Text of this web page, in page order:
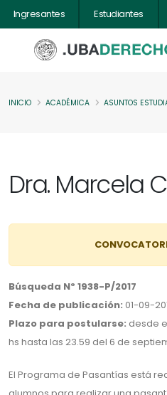
Ingresantes Estudiantes
INICIO ACADÉMICA ASUNTOS
Dra. Marcela
Búsqueda Nº 1938-P/2017
Fecha de publicación: 01-09-
Plazo para postularse: desde
hs hasta las 23.59 del 6 de
El Programa de Pasantías está